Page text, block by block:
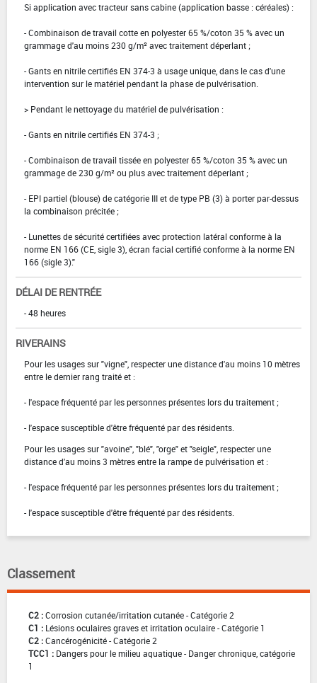
Si application avec tracteur sans cabine (application basse : céréales) :
- Combinaison de travail cotte en polyester 65 %/coton 35 % avec un
grammage d'au moins 230 g/m² avec traitement déperlant ;
- Gants en nitrile certifiés EN 374-3 à usage unique, dans le cas d'une
intervention sur le matériel pendant la phase de pulvérisation.
> Pendant le nettoyage du matériel de pulvérisation :
- Gants en nitrile certifiés EN 374-3 ;
- Combinaison de travail tissée en polyester 65 %/coton 35 % avec un
grammage de 230 g/m² ou plus avec traitement déperlant ;
- EPI partiel (blouse) de catégorie III et de type PB (3) à porter par-dessus
la combinaison précitée ;
- Lunettes de sécurité certifiées avec protection latéral conforme à la
norme EN 166 (CE, sigle 3), écran facial certifié conforme à la norme EN
166 (sigle 3)."
DÉLAI DE RENTRÉE
- 48 heures
RIVERAINS
Pour les usages sur "vigne", respecter une distance d'au moins 10 mètres
entre le dernier rang traité et :
- l'espace fréquenté par les personnes présentes lors du traitement ;
- l'espace susceptible d'être fréquenté par des résidents.
Pour les usages sur "avoine", "blé", "orge" et "seigle", respecter une
distance d'au moins 3 mètres entre la rampe de pulvérisation et :
- l'espace fréquenté par les personnes présentes lors du traitement ;
- l'espace susceptible d'être fréquenté par des résidents.
Classement
C2 :Corrosion cutanée/irritation cutanée - Catégorie 2
C1 : Lésions oculaires graves et irritation oculaire - Catégorie 1
C2 :Cancérogénicité - Catégorie 2
TCC1 : Dangers pour le milieu aquatique - Danger chronique, catégorie
1